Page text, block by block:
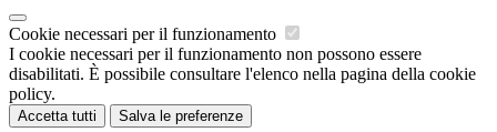
Cookie necessari per il funzionamento
I cookie necessari per il funzionamento non possono essere
disabilitati. È possibile consultare l'elenco nella pagina della cookie
policy.
Accetta tutti Salva le preferenze